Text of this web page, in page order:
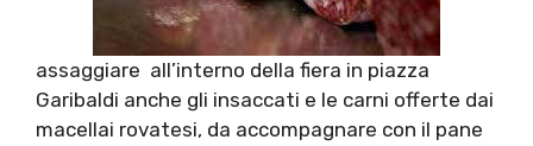
assaggiare all’interno della fiera in piazza
Garibaldi anche gli insaccati e le carni offerte dai
macellai rovatesi, da accompagnare con il pane